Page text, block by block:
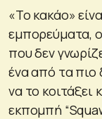
«Το κακάο»
εμπορεύματα,
που δεν
ένα από τα πιο
να το κοιτάξει
εκπομπή